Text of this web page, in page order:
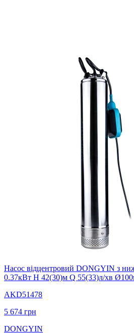
Насос вiдцентровий DONGYIN з
0.37кВт H 42(30)м Q 55(33)л/хв
AKD51478
5 674 грн
DONGYIN